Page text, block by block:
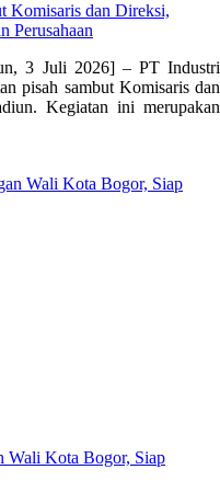
Komisaris dan Direksi,
Perusahaan
3 Juli 2026] – PT Industri
pisah sambut Komisaris dan
Kegiatan ini merupakan
Wali Kota Bogor, Siap